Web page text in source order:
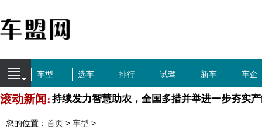
车型 选车 排行 试驾 新车 车企
滚动新闻:
持续发力智慧助农，全国多措并举进一步夯实
沈梁玉：只看短期收效，就无法回归价值本身
辑奖
“SDGsNEXT”“SDGsNEXT”国际可持续发
您的位置： 首页 > 车型 >